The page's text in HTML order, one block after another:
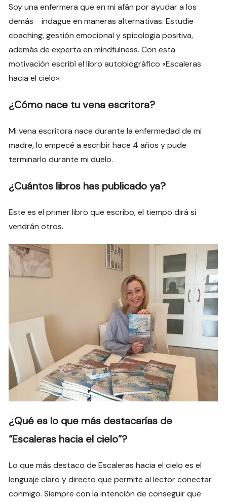
Soy una enfermera que en mi afán por ayudar a los
demás indague en maneras alternativas. Estudie
coaching, gestión emocional y spicologia positiva,
además de experta en mindfulness. Con esta
motivación escribí el libro autobiográfico «Escaleras
hacia el cielo».
¿Cómo nace tu vena escritora?
Mi vena escritora nace durante la enfermedad de mi
madre, lo empecé a escribir hace 4 años y pude
terminarlo durante mi duelo.
¿Cuántos libros has publicado ya?
Este es el primer libro que escribo, el tiempo dirá si
vendrán otros.
¿Qué es lo que más destacarías de
“Escaleras hacia el cielo”?
Lo que más destaco de Escaleras hacia el cielo es el
lenguaje claro y directo que permite al lector conectar
conmigo. Siempre con la intención de conseguir que